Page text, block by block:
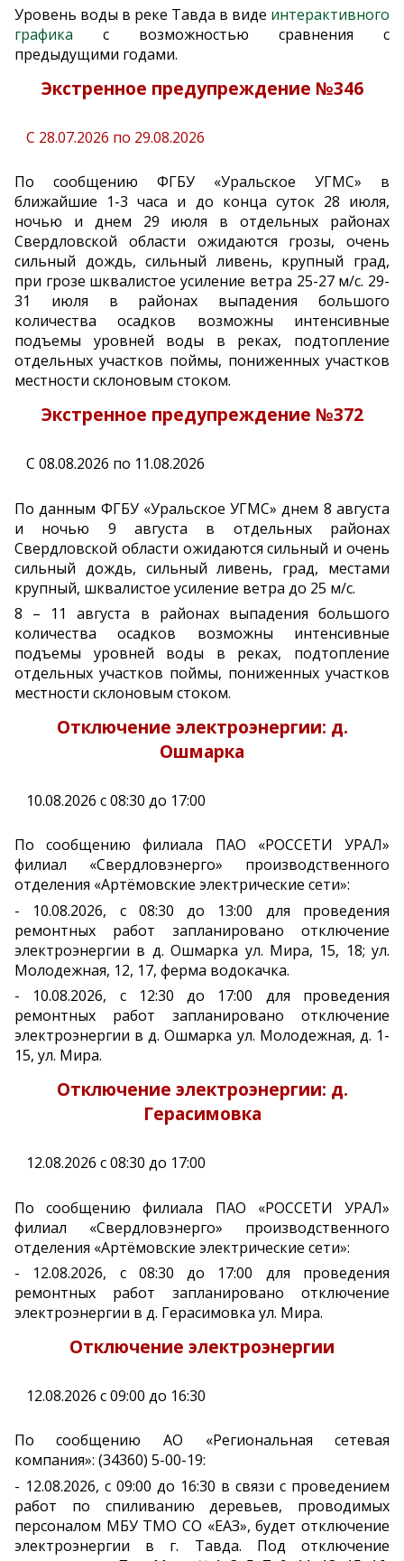
Уровень воды в реке Тавда в виде интерактивного
графика с возможностью сравнения с
предыдущими годами.
Экстренное предупреждение №346
С 28.07.2026 по 29.08.2026
По сообщению ФГБУ «Уральское УГМС» в
ближайшие 1-3 часа и до конца суток 28 июля,
ночью и днем 29 июля в отдельных районах
Свердловской области ожидаются грозы, очень
сильный дождь, сильный ливень, крупный град,
при грозе шквалистое усиление ветра 25-27 м/с. 29-
31 июля в районах выпадения большого
количества осадков возможны интенсивные
подъемы уровней воды в реках, подтопление
отдельных участков поймы, пониженных участков
местности склоновым стоком.
Экстренное предупреждение №372
С 08.08.2026 по 11.08.2026
По данным ФГБУ «Уральское УГМС» днем 8 августа
и ночью 9 августа в отдельных районах
Свердловской области ожидаются сильный и очень
сильный дождь, сильный ливень, град, местами
крупный, шквалистое усиление ветра до 25 м/с.
8 – 11 августа в районах выпадения большого
количества осадков возможны интенсивные
подъемы уровней воды в реках, подтопление
отдельных участков поймы, пониженных участков
местности склоновым стоком.
Отключение электроэнергии: д.
Ошмарка
10.08.2026 с 08:30 до 17:00
По сообщению филиала ПАО «РОССЕТИ УРАЛ»
филиал «Свердловэнерго» производственного
отделения «Артёмовские электрические сети»:
- 10.08.2026, с 08:30 до 13:00 для проведения
ремонтных работ запланировано отключение
электроэнергии в д. Ошмарка ул. Мира, 15, 18; ул.
Молодежная, 12, 17, ферма водокачка.
- 10.08.2026, с 12:30 до 17:00 для проведения
ремонтных работ запланировано отключение
электроэнергии в д. Ошмарка ул. Молодежная, д. 1-
15, ул. Мира.
Отключение электроэнергии: д.
Герасимовка
12.08.2026 с 08:30 до 17:00
По сообщению филиала ПАО «РОССЕТИ УРАЛ»
филиал «Свердловэнерго» производственного
отделения «Артёмовские электрические сети»:
- 12.08.2026, с 08:30 до 17:00 для проведения
ремонтных работ запланировано отключение
электроэнергии в д. Герасимовка ул. Мира.
Отключение электроэнергии
12.08.2026 с 09:00 до 16:30
По сообщению АО «Региональная сетевая
компания»: (34360) 5-00-19:
- 12.08.2026, с 09:00 до 16:30 в связи с проведением
работ по спиливанию деревьев, проводимых
персоналом МБУ ТМО СО «ЕАЗ», будет отключение
электроэнергии в г. Тавда. Под отключение